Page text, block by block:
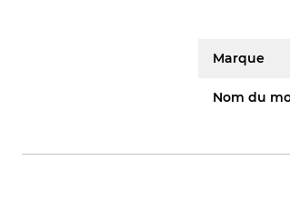
Marque
Nom du